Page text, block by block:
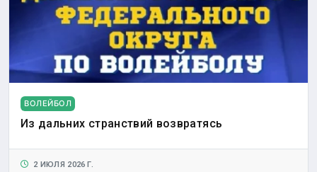
ВОЛЕЙБОЛ
Из дальних странствий возвратясь
2 ИЮЛЯ 2026 Г.